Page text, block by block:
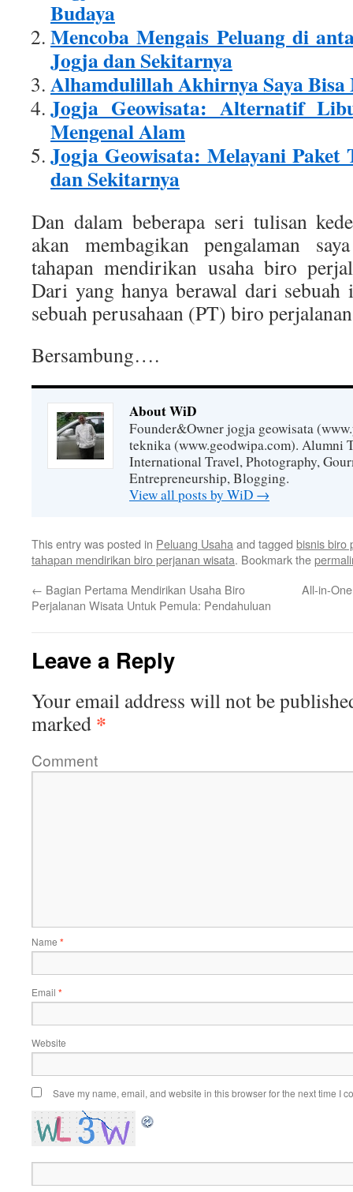
Budaya
Mencoba Mengais Peluang di
Jogja dan Sekitarnya
Alhamdulillah Akhirnya Saya
Jogja Geowisata: Alternatif
Mengenal Alam
Jogja Geowisata: Melayani
dan Sekitarnya
Dan dalam beberapa seri tulisan
akan membagikan pengalaman
tahapan mendirikan usaha biro
Dari yang hanya berawal dari sebuah
sebuah perusahaan (PT) biro
Bersambung….
About WiD
Founder&Owner jogja geowisata
teknika (www.geodwipa.com). Alumni
International Travel, Photography,
Entrepreneurship, Blogging.
View all posts by WiD →
This entry was posted in Peluang Usaha and tagged bisnis biro
tahapan mendirikan biro perjanan wisata. Bookmark the
← Bagian Pertama Mendirikan Usaha Biro
Perjalanan Wisata Untuk Pemula: Pendahuluan
All-in-
Leave a Reply
Your email address will not be
marked *
Comment
Name *
Email *
Website
Save my name, email, and website in this browser for the next time I